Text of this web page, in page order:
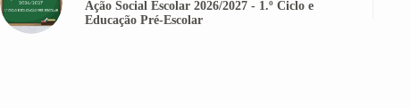
Ação Social Escolar 2026/2027 - 1.º Ciclo e
Educação Pré-Escolar